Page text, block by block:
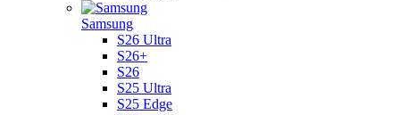
Samsung
S26 Ultra
S26+
S26
S25 Ultra
S25 Edge